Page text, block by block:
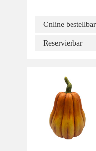
Online bestellbar
Reservierbar